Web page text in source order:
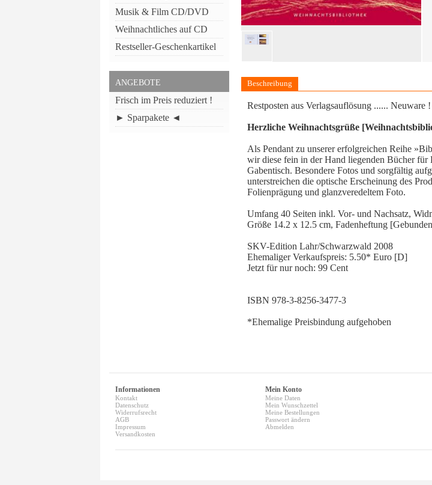
Musik & Film CD/DVD
Weihnachtliches auf CD
Restseller-Geschenkartikel
ANGEBOTE
Frisch im Preis reduziert !
► Sparpakete ◄
Beschreibung
Restposten aus Verlagsauflösung ...... Neuware
Herzliche Weihnachtsgrüße
Als Pendant zu unserer erfolgreichen Reihe
wir diese fein in der Hand liegenden Bücher für
Gabentisch. Besondere Fotos und sorgfältig
unterstreichen die optische Erscheinung des
Folienprägung und glanzveredeltem Foto.
Umfang 40 Seiten inkl. Vor- und Nachsatz,
Größe 14.2 x 12.5 cm, Fadenheftung
SKV-Edition Lahr/Schwarzwald 2008
Ehemaliger Verkaufspreis: 5.50* Euro [D]
Jetzt für nur noch: 99 Cent
ISBN 978-3-8256-3477-3
*Ehemalige Preisbindung aufgehoben
Informationen
Kontakt
Datenschutz
Widerrufsrecht
AGB
Impressum
Versandkosten
Mein Konto
Meine Daten
Mein Wunschzettel
Meine Bestellungen
Passwort ändern
Abmelden